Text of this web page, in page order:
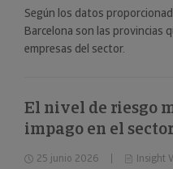
Según los datos
Barcelona son las provincias
empresas del sector.
El nivel de riesgo
impago en el
en el 34%
25 junio 2026 Insight